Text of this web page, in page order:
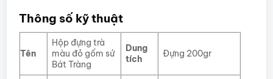
Thông số kỹ thuật
Tên
Hộp đựng trà
màu đỏ gốm sứ
Bát Tràng
Dung
tích
Đựng 200gr